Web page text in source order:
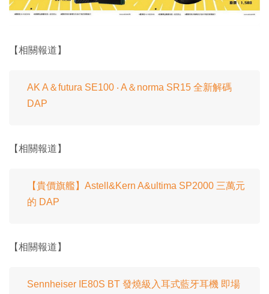
【相關報道】
AK A＆futura SE100 ‧ A＆norma SR15 全新解碼
DAP
【相關報道】
【貴價旗艦】Astell&Kern A&ultima SP2000 三萬元
的 DAP
【相關報道】
Sennheiser IE80S BT 發燒級入耳式藍牙耳機 即場